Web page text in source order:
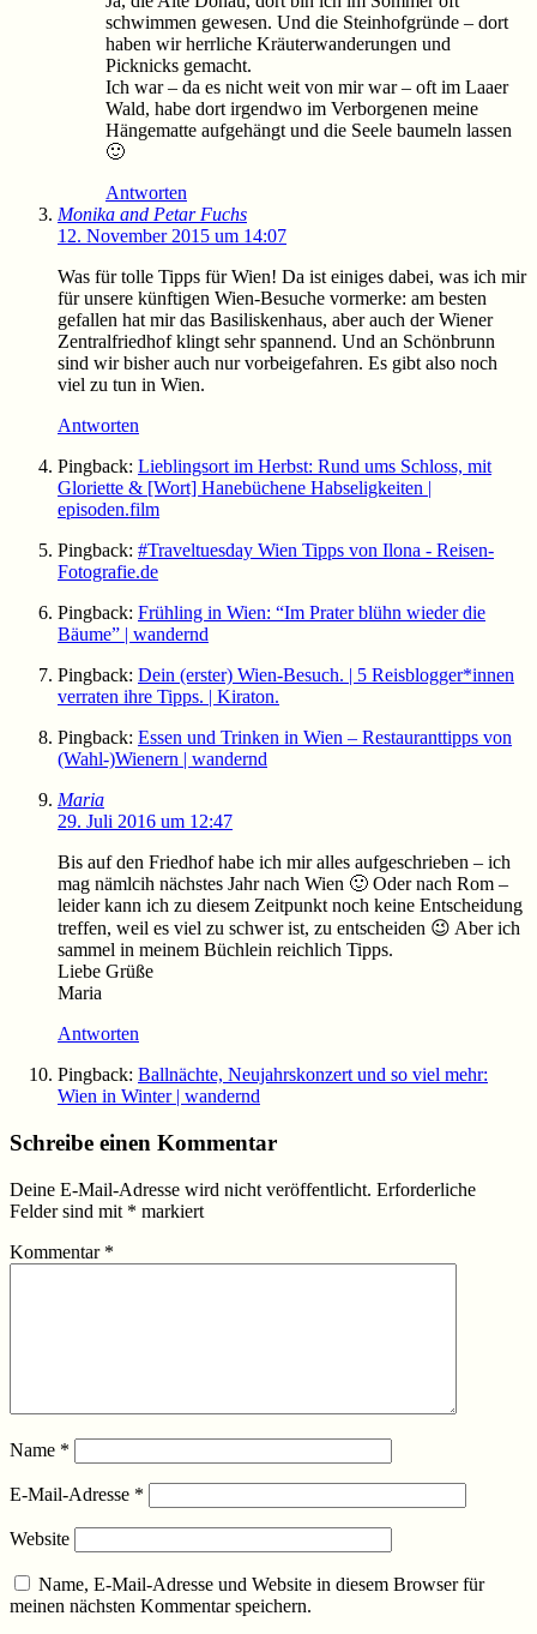
schwimmen gewesen. Und die Steinhofgründe – dort
haben wir herrliche Kräuterwanderungen und
Picknicks gemacht.
Ich war – da es nicht weit von mir war – oft im Laaer
Wald, habe dort irgendwo im Verborgenen meine
Hängematte aufgehängt und die Seele baumeln lassen
🙂
Antworten
Monika and Petar Fuchs
12. November 2015 um 14:07
Was für tolle Tipps für Wien! Da ist einiges dabei, was ich mir
für unsere künftigen Wien-Besuche vormerke: am besten
gefallen hat mir das Basiliskenhaus, aber auch der Wiener
Zentralfriedhof klingt sehr spannend. Und an Schönbrunn
sind wir bisher auch nur vorbeigefahren. Es gibt also noch
viel zu tun in Wien.
Antworten
Pingback: Lieblingsort im Herbst: Rund ums Schloss, mit
Gloriette & [Wort] Hanebüchene Habseligkeiten |
episoden.film
Pingback: #Traveltuesday Wien Tipps von Ilona - Reisen-
Fotografie.de
Pingback: Frühling in Wien: “Im Prater blühn wieder die
Bäume” | wandernd
Pingback: Dein (erster) Wien-Besuch. | 5 Reisblogger*innen
verraten ihre Tipps. | Kiraton.
Pingback: Essen und Trinken in Wien – Restauranttipps von
(Wahl-)Wienern | wandernd
Maria
29. Juli 2016 um 12:47
Bis auf den Friedhof habe ich mir alles aufgeschrieben – ich
mag nämlcih nächstes Jahr nach Wien 🙂 Oder nach Rom –
leider kann ich zu diesem Zeitpunkt noch keine Entscheidung
treffen, weil es viel zu schwer ist, zu entscheiden 😉 Aber ich
sammel in meinem Büchlein reichlich Tipps.
Liebe Grüße
Maria
Antworten
Pingback: Ballnächte, Neujahrskonzert und so viel mehr:
Wien in Winter | wandernd
Schreibe einen Kommentar
Deine E-Mail-Adresse wird nicht veröffentlicht. Erforderliche
Felder sind mit * markiert
Kommentar *
Name *
E-Mail-Adresse *
Website
Name, E-Mail-Adresse und Website in diesem Browser für
meinen nächsten Kommentar speichern.